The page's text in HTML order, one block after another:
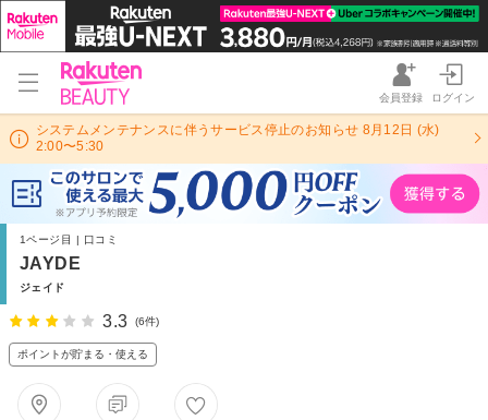
会員登録 ログイン
システムメンテナンスに伴うサービス停止のお知らせ 8月12日 (水)
2:00〜5:30
1ページ目 | 口コミ
JAYDE
ジェイド
3.3 (6件)
ポイントが貯まる・使える